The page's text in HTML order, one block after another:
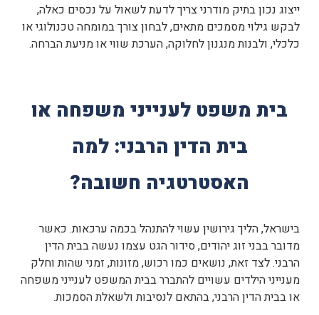
ייצוג נכון בתיק מודרני צריך לדעת לשאול על נכסים כאלה,
לבקש גילוי מסמכים מתאים, לבחון צורך במומחה טכנולוגי או
כלכלי, ולבנות מנגנון לחלוקה, הערכת שווי או מניעת הברחה.
בית משפט לענייני משפחה או
בית הדין הרבני: למה
האסטרטגיה חשובה?
בישראל, הליך גירושין עשוי להתנהל בכמה ערכאות. כאשר
מדובר בבני זוג יהודים, סידור הגט עצמו נעשה בבית הדין
הרבני. לצד זאת, נושאים כמו רכוש, מזונות, זמני שהות וחלק
מענייני הילדים עשויים להתברר בבית המשפט לענייני משפחה
או בבית הדין הרבני, בהתאם לנסיבות ולשאלת הסמכות.